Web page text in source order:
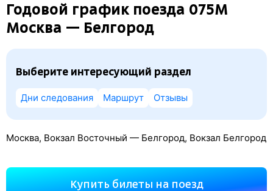
Годовой график поезда 075М
Москва — Белгород
Выберите интересующий раздел
Дни следования Маршрут Отзывы
Москва, Вокзал Восточный — Белгород, Вокзал Белгород
Купить билеты на поезд